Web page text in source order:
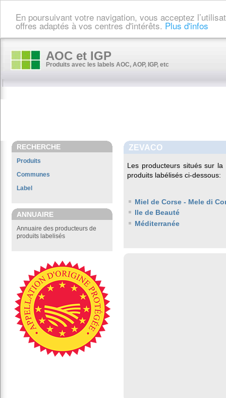
En poursuivant votre navigation, vous acceptez
offres adaptés à vos centres d'intérêts. Plus d'infos
AOC et IGP
Produits avec les labels AOC, AOP, IGP, etc
RECHERCHE
Produits
Communes
Label
ANNUAIRE
Annuaire des producteurs de
produits labelisés
ZEVACO
Les producteurs situés sur
produits labélisés ci-dessous:
Miel de Corse - Mele di
Ile de Beauté
Méditerranée